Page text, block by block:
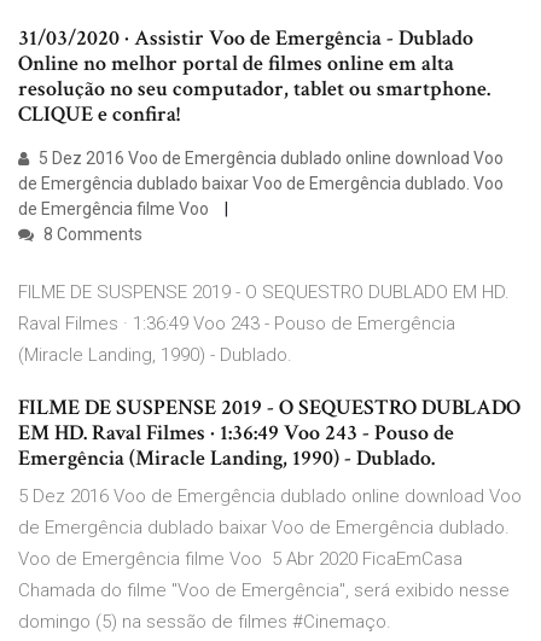
31/03/2020 · Assistir Voo de Emergência - Dublado
Online no melhor portal de filmes online em alta
resolução no seu computador, tablet ou smartphone.
CLIQUE e confira!
5 Dez 2016 Voo de Emergência dublado online download Voo
de Emergência dublado baixar Voo de Emergência dublado. Voo
de Emergência filme Voo
8 Comments
FILME DE SUSPENSE 2019 - O SEQUESTRO DUBLADO EM HD.
Raval Filmes · 1:36:49 Voo 243 - Pouso de Emergência
(Miracle Landing, 1990) - Dublado.
FILME DE SUSPENSE 2019 - O SEQUESTRO DUBLADO
EM HD. Raval Filmes · 1:36:49 Voo 243 - Pouso de
Emergência (Miracle Landing, 1990) - Dublado.
5 Dez 2016 Voo de Emergência dublado online download Voo
de Emergência dublado baixar Voo de Emergência dublado.
Voo de Emergência filme Voo 5 Abr 2020 FicaEmCasa
Chamada do filme "Voo de Emergência", será exibido nesse
domingo (5) na sessão de filmes #Cinemaço.